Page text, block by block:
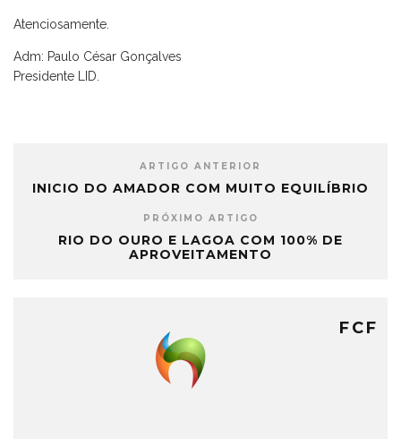
Atenciosamente.
Adm: Paulo César Gonçalves
Presidente LID.
ARTIGO ANTERIOR
INICIO DO AMADOR COM MUITO EQUILÍBRIO
PRÓXIMO ARTIGO
RIO DO OURO E LAGOA COM 100% DE
APROVEITAMENTO
FCF